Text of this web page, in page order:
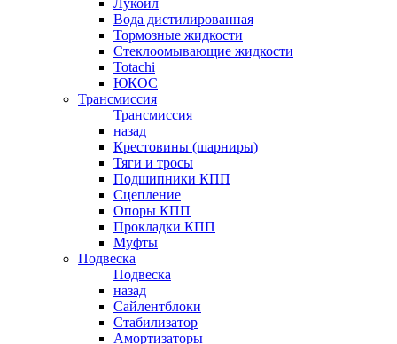
Лукойл
Вода дистилированная
Тормозные жидкости
Стеклоомывающие жидкости
Totachi
ЮКОС
Трансмиссия
Трансмиссия
назад
Крестовины (шарниры)
Тяги и тросы
Подшипники КПП
Сцепление
Опоры КПП
Прокладки КПП
Муфты
Подвеска
Подвеска
назад
Сайлентблоки
Стабилизатор
Амортизаторы